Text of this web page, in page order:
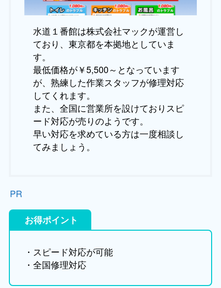
水道１番館は株式会社マックが運営し
ており、東京都を本拠地としていま
す。
最低価格が￥5,500～となっています
が、熟練した作業スタッフが修理対応
してくれます。
また、全国に営業所を設けておりスピ
ード対応が売りのようです。
早い対応を求めている方は一度相談し
てみましょう。
PR
お得ポイント
・スピード対応が可能
・全国修理対応